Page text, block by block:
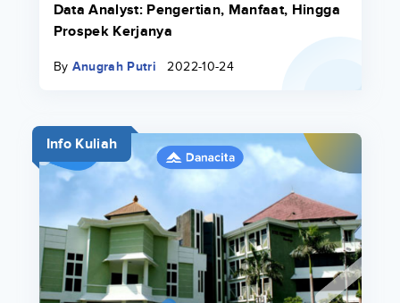
Data Analyst: Pengertian, Manfaat, Hingga
Prospek Kerjanya
By Anugrah Putri 2022-10-24
Info Kuliah